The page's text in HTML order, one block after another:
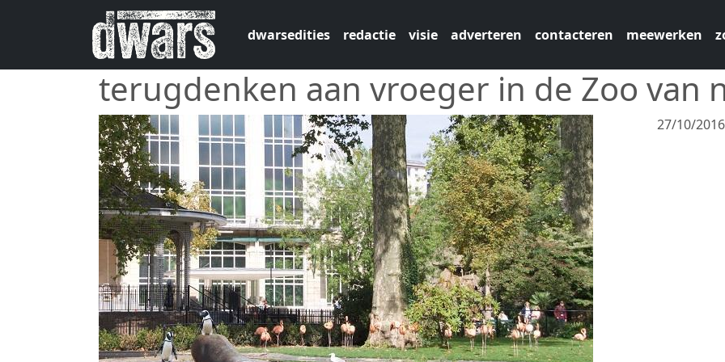
Overslaan en naar de inhoud gaan
dwarsedities
redactie visie adverteren contacteren meewerken
terugdenken aan vroeger in de Zoo van
27/10/2016